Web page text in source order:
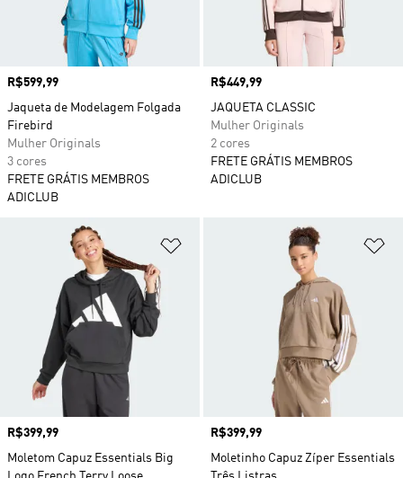
Preço
R$599,99
Jaqueta de Modelagem Folgada
Firebird
Mulher Originals
3 cores
FRETE GRÁTIS MEMBROS
ADICLUB
Preço
R$449,99
JAQUETA CLASSIC
Mulher Originals
2 cores
FRETE GRÁTIS MEMBROS
ADICLUB
Adicionar à Lista de Desejos
Preço
R$399,99
Moletom Capuz Essentials Big
Preço
R$399,99
Moletinho Capuz Zíper Essentials